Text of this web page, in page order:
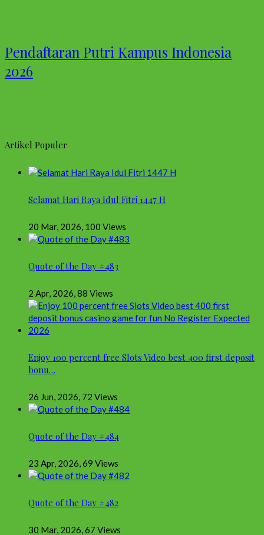
Pendaftaran Putri Kampus Indonesia
2026
Artikel Populer
Selamat Hari Raya Idul Fitri 1447 H
20 Mar, 2026, 100 Views
Quote of the Day #483
2 Apr, 2026,88 Views
Enjoy 100 percent free Slots Video best 400 first deposit
bonu…
26 Jun, 2026, 72 Views
Quote of the Day #484
23 Apr, 2026,69 Views
Quote of the Day #482
30 Mar, 2026,67 Views